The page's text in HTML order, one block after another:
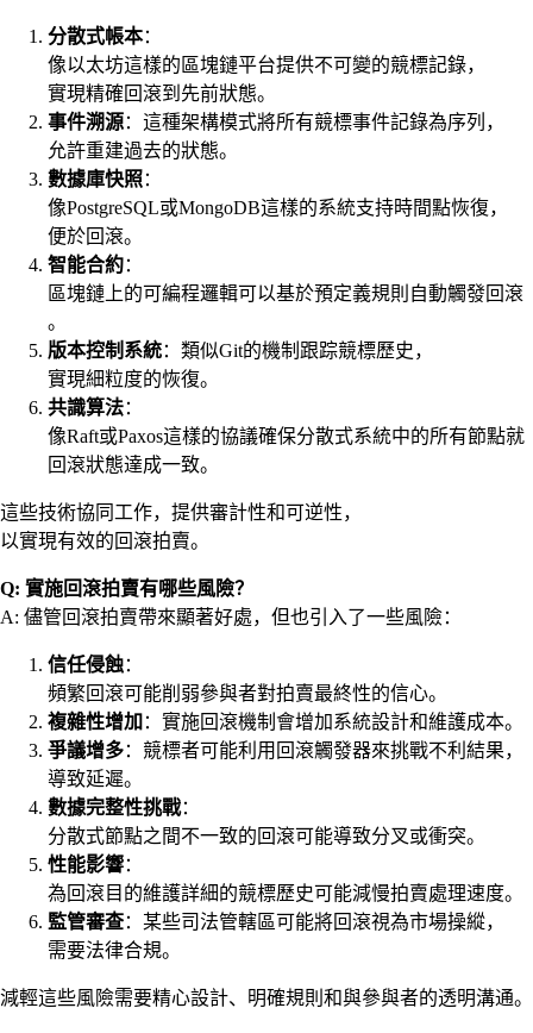
分散式帳本：
像以太坊這樣的區塊鏈平台提供不可變的競標記錄，
實現精確回滾到先前狀態。
事件溯源：這種架構模式將所有競標事件記錄為序列，
允許重建過去的狀態。
數據庫快照：
像PostgreSQL或MongoDB這樣的系統支持時間點恢復，
便於回滾。
智能合約：
區塊鏈上的可編程邏輯可以基於預定義規則自動觸發回滾
。
版本控制系統：類似Git的機制跟踪競標歷史，
實現細粒度的恢復。
共識算法：
像Raft或Paxos這樣的協議確保分散式系統中的所有節點就
回滾狀態達成一致。
這些技術協同工作，提供審計性和可逆性，
以實現有效的回滾拍賣。
Q: 實施回滾拍賣有哪些風險？
A: 儘管回滾拍賣帶來顯著好處，但也引入了一些風險：
信任侵蝕：
頻繁回滾可能削弱參與者對拍賣最終性的信心。
複雜性增加 ：實施回滾機制會增加系統設計和維護成本。
爭議增多：競標者可能利用回滾觸發器來挑戰不利結果，
導致延遲。
數據完整性挑戰：
分散式節點之間不一致的回滾可能導致分叉或衝突。
性能影響：
為回滾目的維護詳細的競標歷史可能減慢拍賣處理速度。
監管審查：某些司法管轄區可能將回滾視為市場操縱，
需要法律合規。
減輕這些風險需要精心設計、明確規則和與參與者的透明溝通。